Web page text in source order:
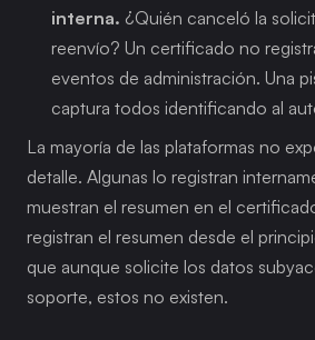
interna. ¿Quién canceló la
reenvío? Un certificado no
eventos de administración. Una
captura todos identificando al
La mayoría de las plataformas no
detalle. Algunas lo registran
muestran el resumen en el
registran el resumen desde el
que aunque solicite los datos
soporte, estos no existen.